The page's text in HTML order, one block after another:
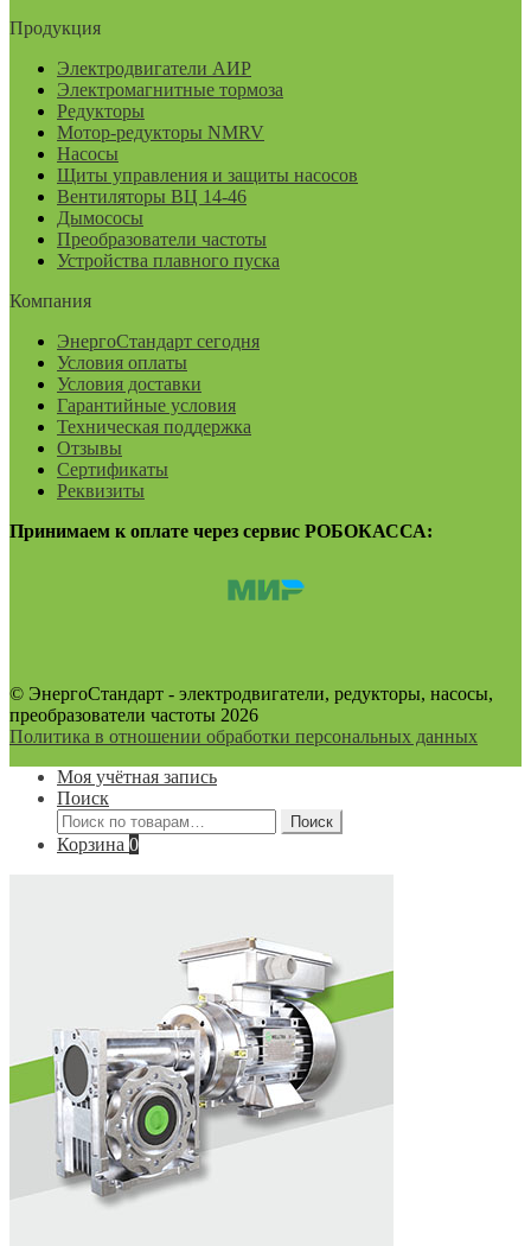
Продукция
Электродвигатели АИР
Электромагнитные тормоза
Редукторы
Мотор-редукторы NMRV
Насосы
Щиты управления и защиты насосов
Вентиляторы ВЦ 14-46
Дымососы
Преобразователи частоты
Устройства плавного пуска
Компания
ЭнергоСтандарт сегодня
Условия оплаты
Условия доставки
Гарантийные условия
Техническая поддержка
Отзывы
Сертификаты
Реквизиты
Принимаем к оплате через сервис РОБОКАССА:
© ЭнергоСтандарт - электродвигатели, редукторы, насосы,
преобразователи частоты 2026
Политика в отношении обработки персональных данных
Моя учётная запись
Поиск
Искать:
Поиск
Корзина 0